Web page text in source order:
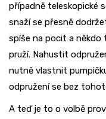
případně teleskopické
snaží se přesně
spíše na pocit a někdo
pruží. Nahustit
nutně vlastnit
odpružení se bez
A teď je to o volbě